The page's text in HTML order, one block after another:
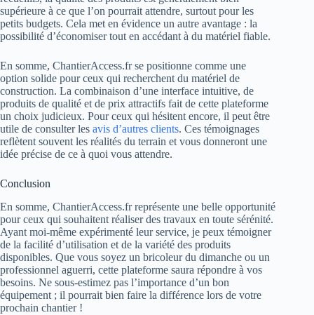
supérieure à ce que l’on pourrait attendre, surtout pour les
petits budgets. Cela met en évidence un autre avantage : la
possibilité d’économiser tout en accédant à du matériel fiable.
En somme, ChantierAccess.fr se positionne comme une
option solide pour ceux qui recherchent du matériel de
construction. La combinaison d’une interface intuitive, de
produits de qualité et de prix attractifs fait de cette plateforme
un choix judicieux. Pour ceux qui hésitent encore, il peut être
utile de consulter les avis d’autres clients. Ces témoignages
reflètent souvent les réalités du terrain et vous donneront une
idée précise de ce à quoi vous attendre.
Conclusion
En somme, ChantierAccess.fr représente une belle opportunité
pour ceux qui souhaitent réaliser des travaux en toute sérénité.
Ayant moi-même expérimenté leur service, je peux témoigner
de la facilité d’utilisation et de la variété des produits
disponibles. Que vous soyez un bricoleur du dimanche ou un
professionnel aguerri, cette plateforme saura répondre à vos
besoins. Ne sous-estimez pas l’importance d’un bon
équipement ; il pourrait bien faire la différence lors de votre
prochain chantier !